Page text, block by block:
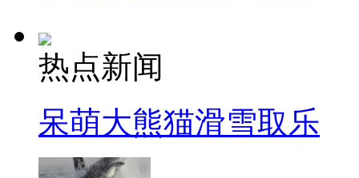
热点新闻
呆萌大熊猫滑雪取乐